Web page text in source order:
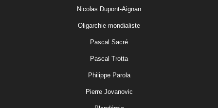
Nicolas Dupont-Aignan
Oligarchie mondialiste
Pascal Sacré
Pascal Trotta
Philippe Parola
Pierre Jovanovic